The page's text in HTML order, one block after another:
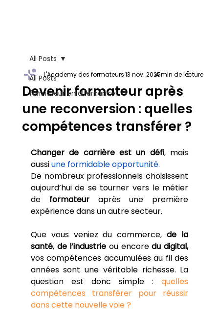
All Posts
formateur en alternance
All Posts
Devenir formateur après
une reconversion : quelles
compétences transférer ?
L'Academy des formateurs13 nov. 20254 min de lecture
Changer de carrière est un défi, mais
aussi une formidable opportunité.
De nombreux professionnels choisissent
aujourd’hui de se tourner vers le métier
de formateur après une première
expérience dans un autre secteur.
Que vous veniez du commerce, de la
santé, de l’industrie ou encore
du digital,
vos compétences accumulées au fil des
années sont une véritable richesse. La
question est donc simple : quelles
compétences transférer pour réussir
dans cette nouvelle voie ?